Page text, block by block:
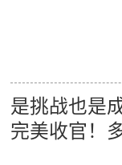
是挑战也是
完美收官！